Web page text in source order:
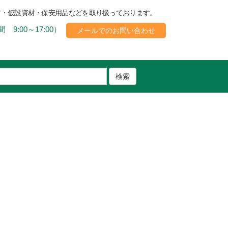
仮設資材・保安用品などを取り扱っております。
9:00～17:00） メールでのお問い合わせ
検索